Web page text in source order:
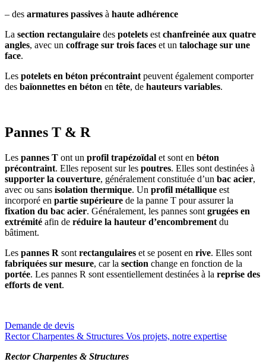
– des armatures passives à haute adhérence
La section rectangulaire des potelets est chanfreinée aux quatre
angles, avec un coffrage sur trois faces et un talochage sur une
face.
Les potelets en béton précontraint peuvent également comporter
des baïonnettes en béton en tête, de hauteurs variables.
Pannes T & R
Les pannes T ont un profil trapézoïdal et sont en béton
précontraint. Elles reposent sur les poutres. Elles sont destinées à
supporter la couverture, généralement constituée d’un bac acier,
avec ou sans isolation thermique. Un profil métallique est
incorporé en partie supérieure de la panne T pour assurer la
fixation du bac acier. Généralement, les pannes sont grugées en
extrémité afin de réduire la hauteur d’encombrement du
bâtiment.
Les pannes R sont rectangulaires et se posent en rive. Elles sont
fabriquées sur mesure, car la section change en fonction de la
portée. Les pannes R sont essentiellement destinées à la reprise des
efforts de vent.
Demande de devis
Rector Charpentes & Structures Vos projets, notre expertise
Rector Charpentes & Structures